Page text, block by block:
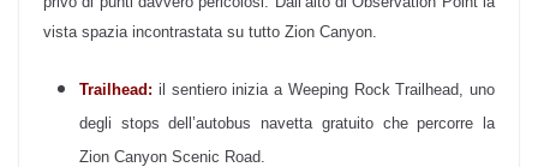
vista spazia incontrastata su tutto Zion Canyon.
Trailhead: il sentiero inizia a Weeping Rock Trailhead, uno
degli stops dell’autobus navetta gratuito che percorre la
Zion Canyon Scenic Road.